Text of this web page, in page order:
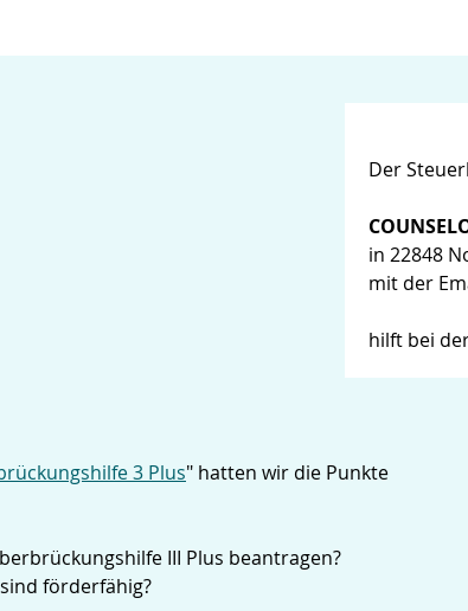
Der
in 22848
mit der
hilft bei
3 Plus" hatten wir die Punkte
III Plus beantragen?
förderfähig?